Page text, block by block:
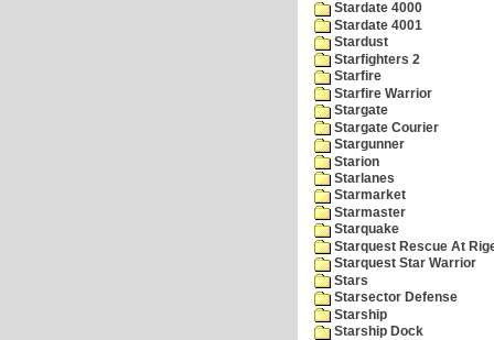
Stardate 4000
Stardate 4001
Stardust
Starfighters 2
Starfire
Starfire Warrior
Stargate
Stargate Courier
Stargunner
Starion
Starlanes
Starmarket
Starmaster
Starquake
Starquest Rescue At
Starquest Star Warrior
Stars
Starsector Defense
Starship
Starship Dock